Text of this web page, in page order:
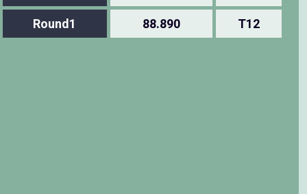
Round1 88.890 T12